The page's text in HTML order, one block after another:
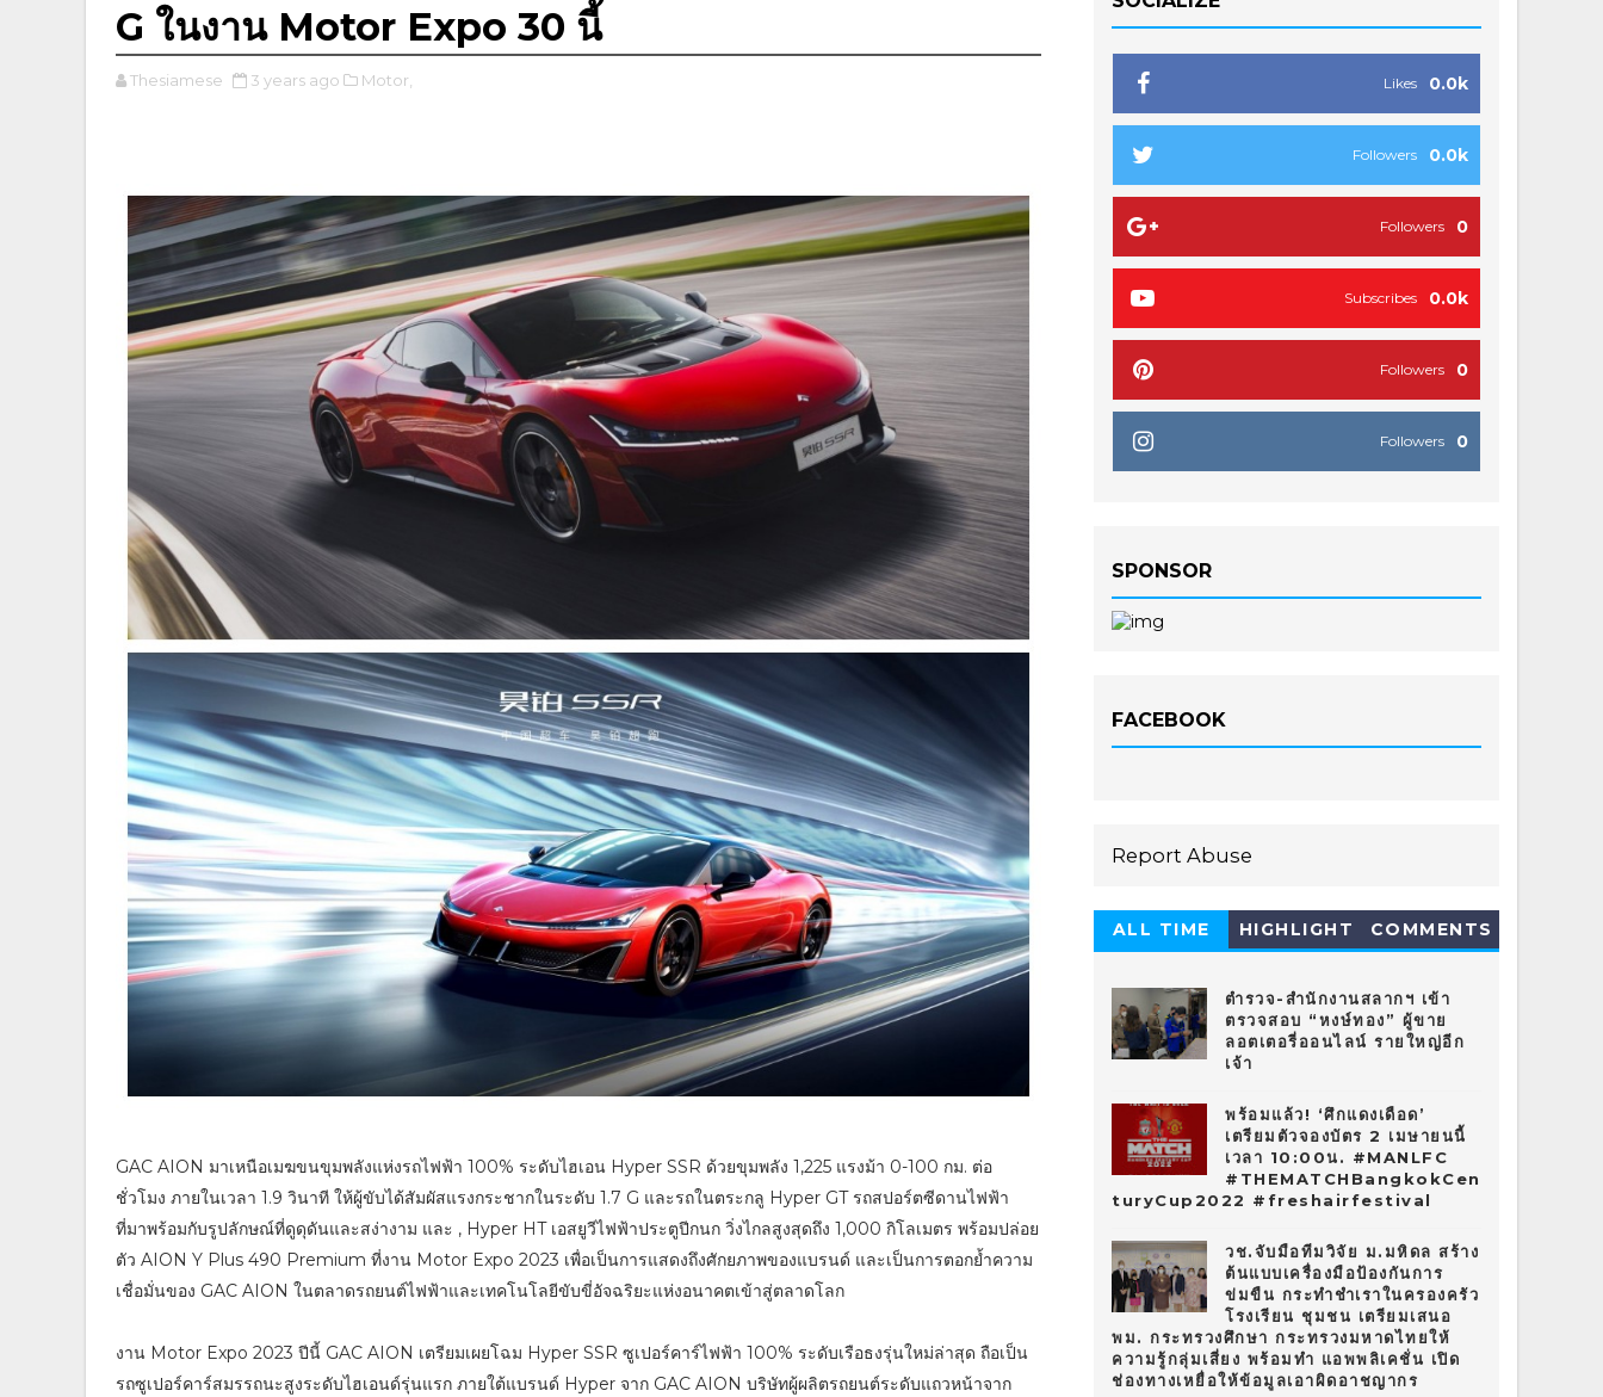
G ในงาน Motor Expo 30 นี้
Thesiamese 3 years ago Motor,
GAC AION มาเหนือเมฆขนขุมพลังแห่งรถไฟฟ้า 100% ระดับไฮเอน Hyper SSR ด้วยขุมพลัง 1,225 แรงม้า 0-100 กม. ต่อ
ชั่วโมง ภายในเวลา 1.9 วินาที ให้ผู้ขับได้สัมผัสแรงกระชากในระดับ 1.7 G และรถในตระกลู Hyper GT รถสปอร์ตซีดานไฟฟ้า
ที่มาพร้อมกับรูปลักษณ์ที่ดูดุดันและสง่างาม และ , Hyper HT เอสยูวีไฟฟ้าประตูปีกนก วิ่งไกลสูงสุดถึง 1,000 กิโลเมตร พร้อมปล่อย
ตัว AION Y Plus 490 Premium ที่งาน Motor Expo 2023 เพื่อเป็นการแสดงถึงศักยภาพของแบรนด์ และเป็นการตอกย้ำความ
เชื่อมั่นของ GAC AION ในตลาดรถยนต์ไฟฟ้าและเทคโนโลยีขับขี่อัจฉริยะแห่งอนาคตเข้าสู่ตลาดโลก
งาน Motor Expo 2023 ปีนี้ GAC AION เตรียมเผยโฉม Hyper SSR ซูเปอร์คาร์ไฟฟ้า 100% ระดับเรือธงรุ่นใหม่ล่าสุด ถือเป็น
รถซูเปอร์คาร์สมรรถนะสูงระดับไฮเอนด์รุ่นแรก ภายใต้แบรนด์ Hyper จาก GAC AION บริษัทผู้ผลิตรถยนต์ระดับแถวหน้าจาก
0.0k
Likes
0.0k
Followers
0
Followers
0.0k
Subscribes
0
Followers
0
Followers
SPONSOR
FACEBOOK
Report Abuse
ALL TIME
HIGHLIGHT COMMENTS
ตำรวจ-สำนักงานสลากฯ เข้า
ตรวจสอบ “หงษ์ทอง” ผู้ขาย
ลอตเตอรี่ออนไลน์ รายใหญ่อีก
เจ้า
พร้อมแล้ว! ‘ศึกแดงเดือด’
เตรียมตัวจองบัตร 2 เมษายนนี้
เวลา 10:00น. #MANLFC
#THEMATCHBangkokCen
turyCup2022 #freshairfestival
วช.จับมือทีมวิจัย ม.มหิดล สร้าง
ต้นแบบเครื่องมือป้องกันการ
ข่มขืน กระทำชำเราในครองครัว
โรงเรียน ชุมชน เตรียมเสนอ
พม. กระทรวงศึกษา กระทรวงมหาดไทยให้
ความรู้กลุ่มเสี่ยง พร้อมทำ แอพพลิเคชั่น เปิด
ช่องทางเหยื่อให้ข้อมูลเอาผิดอาชญากร